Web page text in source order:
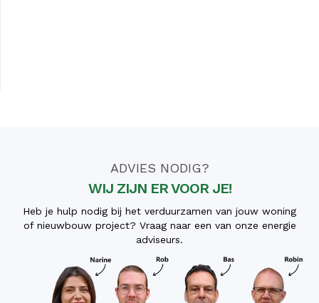
ADVIES NODIG?
WIJ ZIJN ER VOOR JE!
Heb je hulp nodig bij het verduurzamen van jouw woning
of nieuwbouw project? Vraag naar een van onze energie
adviseurs.